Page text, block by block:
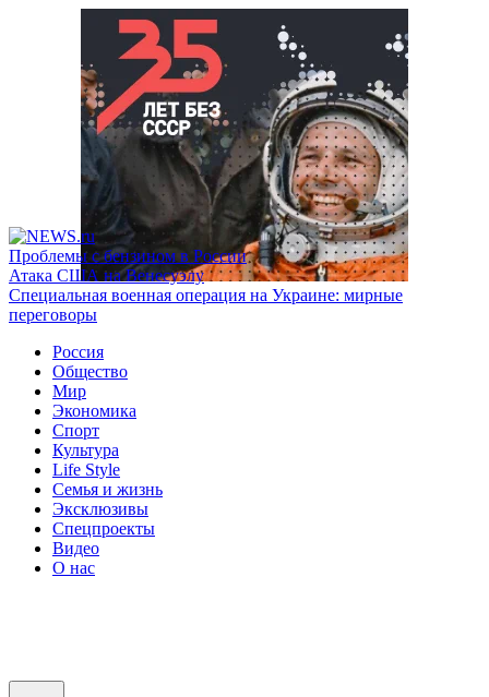
Проблемы с бензином в России
Атака США на Венесуэлу
Специальная военная операция на Украине: мирные
переговоры
Россия
Общество
Мир
Экономика
Спорт
Культура
Life Style
Семья и жизнь
Эксклюзивы
Спецпроекты
Видео
О нас